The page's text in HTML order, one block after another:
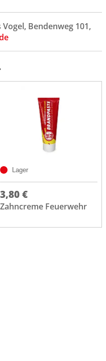
Bendenweg 101,
Lager
3,80 €
Zahncreme Feuerwehr